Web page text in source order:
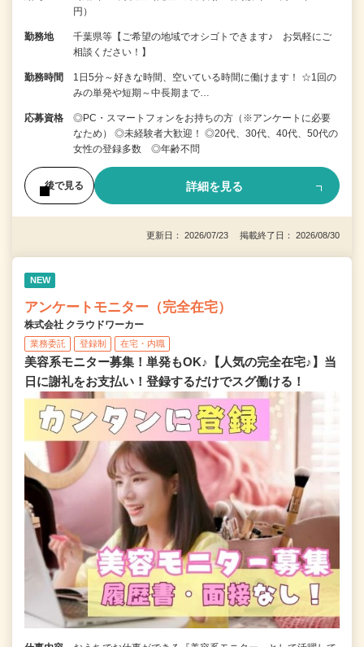
円）
勤務地
千葉県等【ご希望の地域でオシゴトできます♪ お気軽にご
相談ください！】
勤務時間
1日5分～好きな時間、空いている時間に働けます！ ☆1回の
みの単発や短期～中長期まで…
応募資格
◎PC・スマートフォンをお持ちの方（※アンケートに必要
なため） ◎未経験者大歓迎！ ◎20代、30代、40代、50代の
女性の登録多数 ◎年齢不問
後で見る 詳細を見る
更新日： 2026/07/23 掲載終了日： 2026/08/30
NEW
アンケートモニター（完全在宅）
株式会社 クラウドワーカー
業務委託 登録制 在宅・内職
美容系モニター募集！単発もOK♪【人気の完全在宅♪】当
日に謝礼をお支払い！登録するだけでスグ働ける！